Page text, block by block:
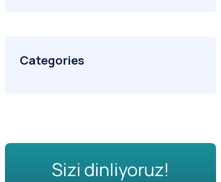
Categories
Sizi dinliyoruz!